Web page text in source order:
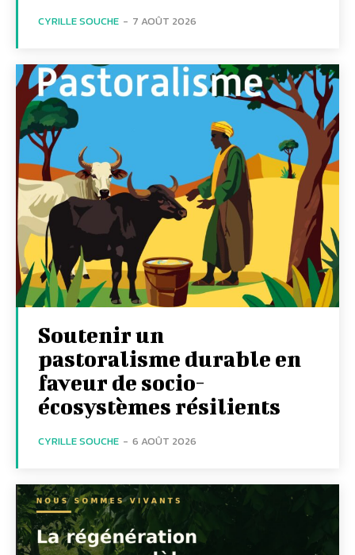
CYRILLE SOUCHE - 7 AOÛT 2026
Soutenir un
pastoralisme durable en
faveur de socio-
écosystèmes résilients
CYRILLE SOUCHE - 6 AOÛT 2026